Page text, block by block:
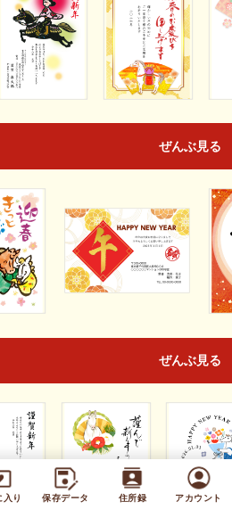
入り 保存データ 住所録 アカウント
ぜんぶ見る
ぜんぶ見る